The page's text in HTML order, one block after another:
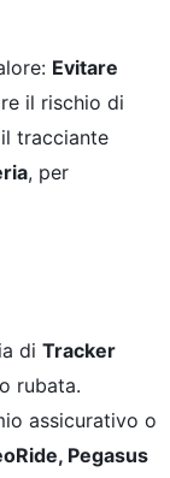
Evitare
il rischio di
tracciante
, per
di Tracker
rubata.
assicurativo o
Pegasus